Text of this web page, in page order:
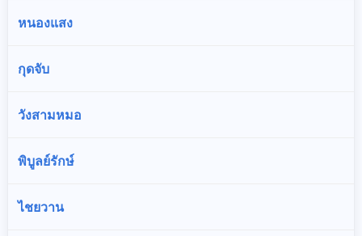
หนองแสง
กุดจับ
วังสามหมอ
พิบูลย์รักษ์
ไชยวาน